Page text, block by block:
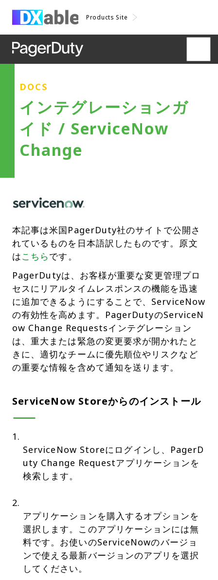
Products Site
DOCS
インテグレーションガ
イド / ServiceNow
Change
本記事は米国PagerDuty社のサイトで公開さ
れているものを日本語訳したものです。原文
はこちらです。
PagerDutyは、お客様が重要な変更管理プロ
セスにリアルタイムレスポンスの機能を迅速
に追加できるようにすることで、ServiceNow
の有効性を高めます。PagerDutyのServiceN
ow Change Requestsインテグレーション
は、重大または緊急の変更要求が開かれたと
きに、適切なチームに優先順位やリスクなど
の重要な情報を含めて通知を送ります。
ServiceNow Storeからのインストール
ServiceNow Storeにログインし、PagerD
uty Change Requestアプリケーションを
検索します。
アプリケーションを購入するオプションを
選択します。このアプリケーションには無
料です。お使いのServiceNowのバージョ
ンで使える最新バージョンのアプリを選択
してください。